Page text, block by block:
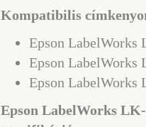
Kompatibilis
Epson LabelWorks
Epson LabelWorks
Epson LabelWorks
Epson LabelWorks